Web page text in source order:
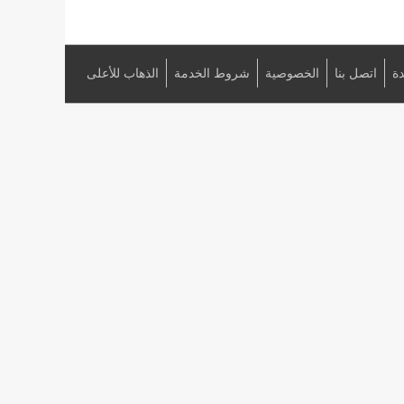
اتصل بنا الخصوصية شروط الخدمة الذهاب للأعلى